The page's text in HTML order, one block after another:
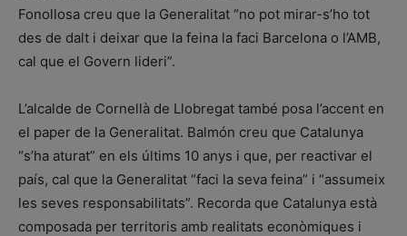
Fonollosa creu que la Generalitat “no pot mirar-s’ho tot
des de dalt i deixar que la feina la faci Barcelona o l’AMB,
cal que el Govern lideri”.
L’alcalde de Cornellà de Llobregat també posa l’accent en
el paper de la Generalitat. Balmón creu que Catalunya
“s’ha aturat” en els últims 10 anys i que, per reactivar el
país, cal que la Generalitat “faci la seva feina” i “assumeix
les seves responsabilitats”. Recorda que Catalunya està
composada per territoris amb realitats econòmiques i